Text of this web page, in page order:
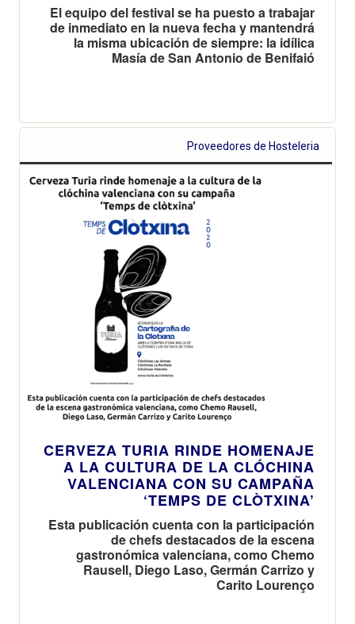
El equipo del festival se ha puesto a trabajar
de inmediato en la nueva fecha y mantendrá
la misma ubicación de siempre: la idílica
Masía de San Antonio de Benifaió
Proveedores de Hosteleria
CERVEZA TURIA RINDE HOMENAJE
A LA CULTURA DE LA CLÓCHINA
VALENCIANA CON SU CAMPAÑA
‘TEMPS DE CLÒTXINA’
Esta publicación cuenta con la participación
de chefs destacados de la escena
gastronómica valenciana, como Chemo
Rausell, Diego Laso, Germán Carrizo y
Carito Lourenço